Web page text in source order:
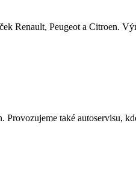
Renault, Peugeot a Citroen.
také autoservisu,